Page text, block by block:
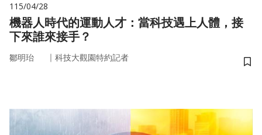
115/04/28
機器人時代的運動人才：當科技遇上人體，接
下來誰來接手？
鄒明珆 ｜ 科技大觀園特約記者
儲